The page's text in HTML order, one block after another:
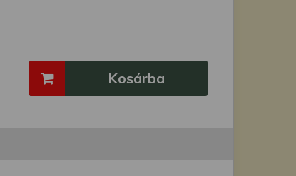
Kosárba